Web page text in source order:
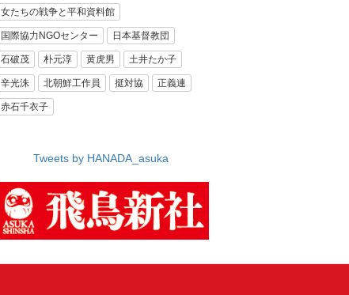
女たちの戦争と平和資料館
国際協力NGOセンター 日本基督教団
石破茂 朴元淳 黄虎男 土井たか子
辛光洙 北朝鮮工作員 挺対協 正義連
赤石千衣子
Tweets by HANADA_asuka